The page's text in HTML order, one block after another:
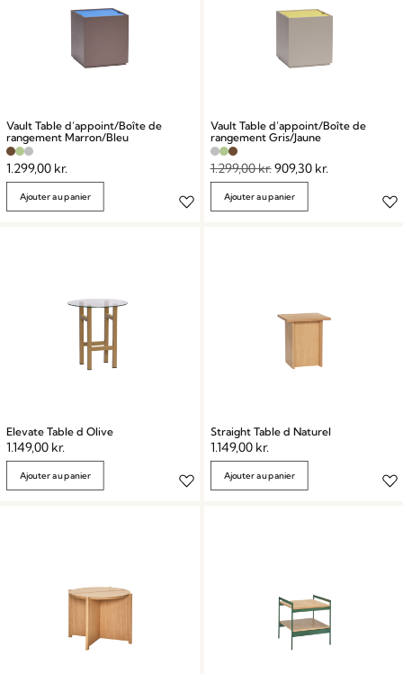
Vault Table d’appoint/Boîte de
rangement Marron/Bleu
1.299,00 kr.
Ajouter au panier
Vault Table d’appoint/Boîte de
rangement Gris/Jaune
1.299,00kr.909,30 kr.
Ajouter au panier
Elevate Table d Olive
1.149,00 kr.
Ajouter au panier
Straight Table d Naturel
1.149,00 kr.
Ajouter au panier